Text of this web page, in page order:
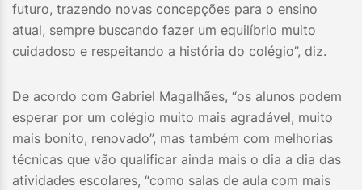
futuro, trazendo novas concepções para o ensino
atual, sempre buscando fazer um equilíbrio muito
cuidadoso e respeitando a história do colégio”, diz.
De acordo com Gabriel Magalhães, “os alunos podem
esperar por um colégio muito mais agradável, muito
mais bonito, renovado”, mas também com melhorias
técnicas que vão qualificar ainda mais o dia a dia das
atividades escolares, “como salas de aula com mais